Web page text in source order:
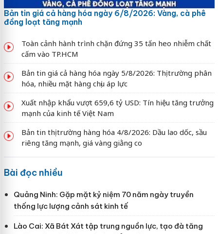
Bản tin giá cả hàng hóa ngày 6/8/2026: Vàng, cà phê
đồng loạt tăng mạnh
Toàn cảnh hành trình chặn đứng 35 tấn heo nhiễm chất
cấm vào TP.HCM
Bản tin giá cả hàng hóa ngày 5/8/2026: Thị trường phân
hóa, nhiều mặt hàng chịu áp lực
Xuất nhập khẩu vượt 659,6 tỷ USD: Tín hiệu tăng trưởng
mạnh của kinh tế Việt Nam
Bản tin thị trường hàng hóa 4/8/2026: Dầu lao dốc, sầu
riêng tăng mạnh, giá vàng giằng co
Bài đọc nhiều
Quảng Ninh: Gặp mặt kỷ niệm 70 năm ngày truyền
thống lực lượng cảnh sát kinh tế
Lào Cai: Xã Bát Xát tập trung nguồn lực, tạo đà tăng